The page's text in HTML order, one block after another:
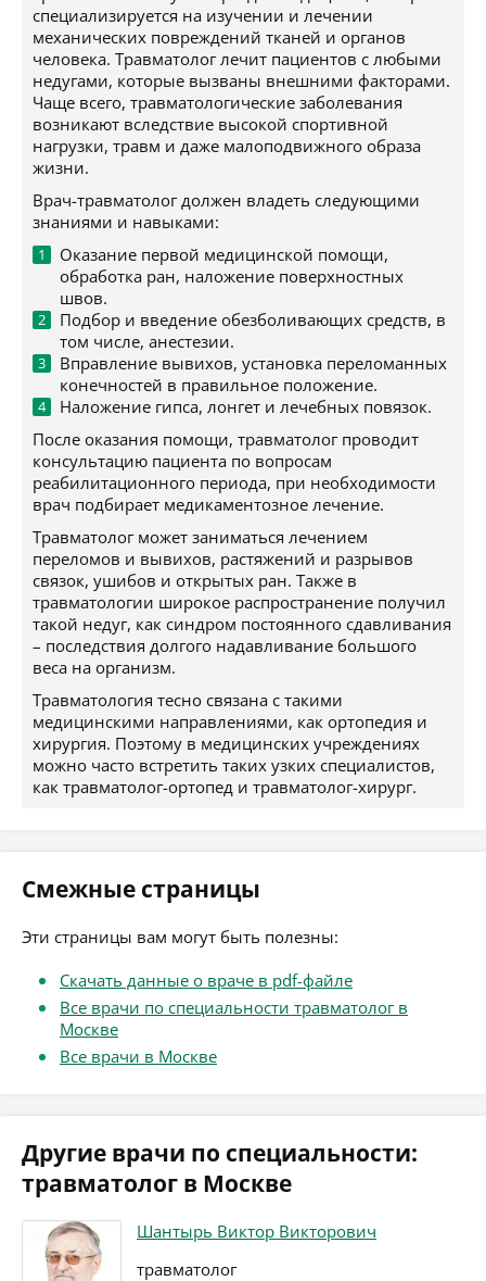
специализируется на изучении и лечении
механических повреждений тканей и органов
человека. Травматолог лечит пациентов с любыми
недугами, которые вызваны внешними факторами.
Чаще всего, травматологические заболевания
возникают вследствие высокой спортивной
нагрузки, травм и даже малоподвижного образа
жизни.
Врач-травматолог должен владеть следующими
знаниями и навыками:
Оказание первой медицинской помощи,
обработка ран, наложение поверхностных
швов.
Подбор и введение обезболивающих средств, в
том числе, анестезии.
Вправление вывихов, установка переломанных
конечностей в правильное положение.
Наложение гипса, лонгет и лечебных повязок.
После оказания помощи, травматолог проводит
консультацию пациента по вопросам
реабилитационного периода, при необходимости
врач подбирает медикаментозное лечение.
Травматолог может заниматься лечением
переломов и вывихов, растяжений и разрывов
связок, ушибов и открытых ран. Также в
травматологии широкое распространение получил
такой недуг, как синдром постоянного сдавливания
– последствия долгого надавливание большого
веса на организм.
Травматология тесно связана с такими
медицинскими направлениями, как ортопедия и
хирургия. Поэтому в медицинских учреждениях
можно часто встретить таких узких специалистов,
как травматолог-ортопед и травматолог-хирург.
Смежные страницы
Эти страницы вам могут быть полезны:
Скачать данные о враче в pdf-файле
Все врачи по специальности травматолог в
Москве
Все врачи в Москве
Другие врачи по специальности:
травматолог в Москве
Шантырь Виктор Викторович
травматолог